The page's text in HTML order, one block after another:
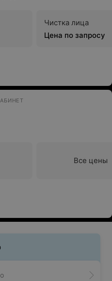
Чистка лица
Цена по запросу
Все цены